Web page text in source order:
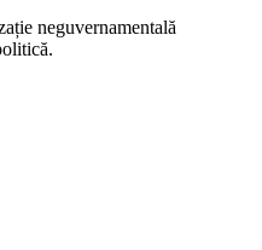
neguvernamentală